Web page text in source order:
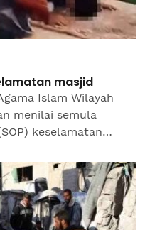
masjid
Islam Wilayah
menilai semula
keselamatan